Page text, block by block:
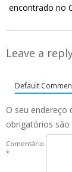
encontrado no
Leave a
Default
O seu endereço
obrigatórios
Comentário
*